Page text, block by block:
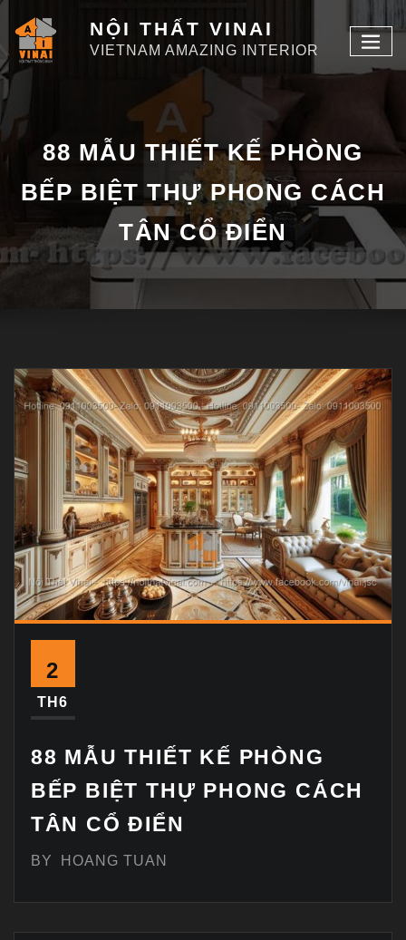
NỘI THẤT VINAI
VIETNAM AMAZING INTERIOR
88 MẪU THIẾT KẾ PHÒNG
BẾP BIỆT THỰ PHONG CÁCH
TÂN CỔ ĐIỂN
2
TH6
88 MẪU THIẾT KẾ PHÒNG
BẾP BIỆT THỰ PHONG CÁCH
TÂN CỔ ĐIỂN
BY HOANG TUAN